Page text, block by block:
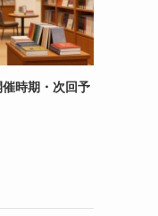
時期・次回予